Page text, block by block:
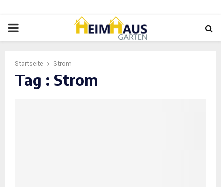
PRIMARY
Startseite Strom
Tag : Strom